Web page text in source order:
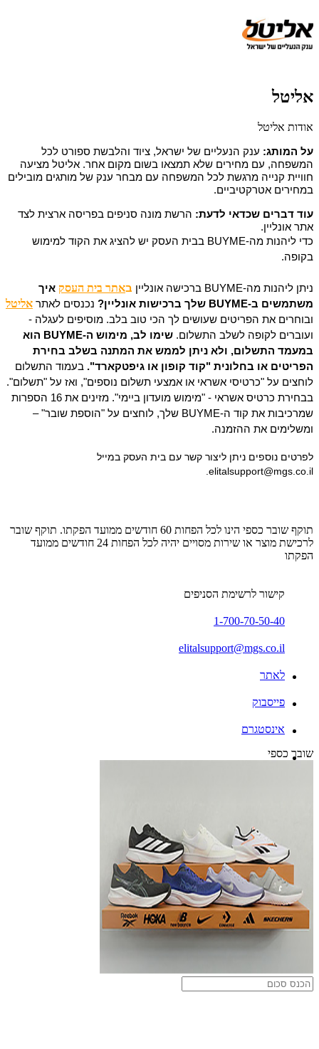
אליטל
אודות אליטל
על המותג: ענק הנעליים של ישראל, ציוד והלבשת ספורט לכל
המשפחה, עם מחירים שלא תמצאו בשום מקום אחר. אליטל מציעה
חוויית קנייה מרגשת לכל המשפחה עם מבחר ענק של מותגים מובילים
במחירים אטרקטיביים.
עוד דברים שכדאי לדעת: הרשת מונה סניפים בפריסה ארצית לצד
אתר אונליין.
כדי ליהנות מה-BUYME בבית העסק יש להציג את הקוד למימוש
בקופה.
ניתן ליהנות מה-BUYME ברכישה אונליין באתר בית העסק איך
משתמשים ב-BUYME שלך ברכישות אונליין?
נכנסים לאתר אליטל
ובוחרים את הפריטים שעושים לך הכי טוב בלב. מוסיפים לעגלה -
ועוברים לקופה לשלב התשלום.
שימו לב, מימוש ה-BUYME הוא
במעמד התשלום, ולא ניתן לממש את המתנה בשלב בחירת
הפריטים או בחלונית "קוד קופון או גיפטקארד". בעמוד התשלום
לוחצים על "כרטיסי אשראי או אמצעי תשלום נוספים", ואז על "תשלום".
בבחירת כרטיס אשראי - "מימוש מועדון ביימי". מזינים את 16 הספרות
שמרכיבות את קוד ה-BUYME שלך, לוחצים על "הוספת שובר" –
ומשלימים את ההזמנה.
לפרטים נוספים ניתן ליצור קשר עם בית העסק במייל
elitalsupport@mgs.co.il
תוקף שובר כספי הינו לכל הפחות 60 חודשים ממועד הפקתו. תוקף שובר
לרכישת מוצר או שירות מסויים יהיה לכל הפחות 24 חודשים ממועד
הפקתו
קישור לרשימת הסניפים
1-700-70-50-40
elitalsupport@mgs.co.il
לאתר
פייסבוק
אינסטגרם
שובר כספי